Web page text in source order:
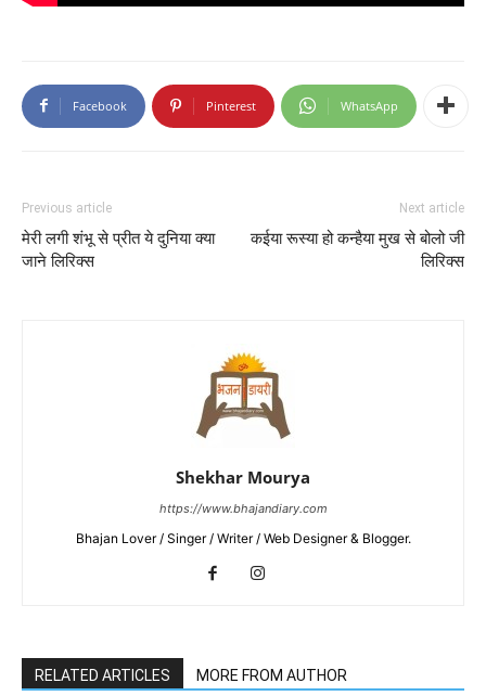
Facebook Pinterest WhatsApp
Previous article
मेरी लगी शंभू से प्रीत ये दुनिया क्या
जाने लिरिक्स
Next article
कईया रूस्या हो कन्हैया मुख से बोलो जी
लिरिक्स
Shekhar Mourya
https://www.bhajandiary.com
Bhajan Lover / Singer / Writer / Web Designer & Blogger.
RELATED ARTICLES MORE FROM AUTHOR